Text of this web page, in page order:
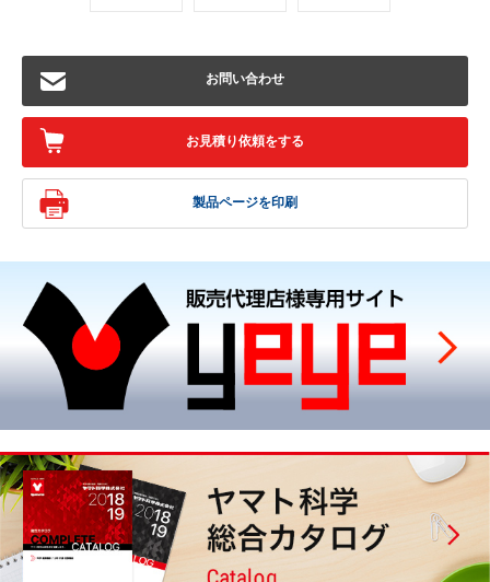
お問い合わせ
お見積り依頼をする
製品ページを印刷